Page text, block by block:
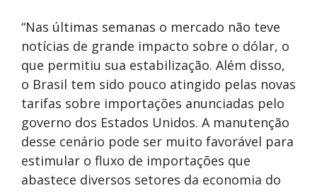
“Nas últimas semanas o mercado não teve
notícias de grande impacto sobre o dólar, o
que permitiu sua estabilização. Além disso,
o Brasil tem sido pouco atingido pelas novas
tarifas sobre importações anunciadas pelo
governo dos Estados Unidos. A manutenção
desse cenário pode ser muito favorável para
estimular o fluxo de importações que
abastece diversos setores da economia do